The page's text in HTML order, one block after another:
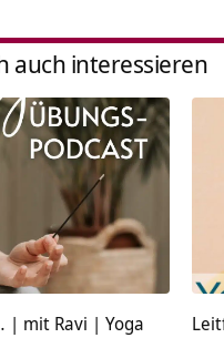
auch interessieren
| mit Ravi | Yoga